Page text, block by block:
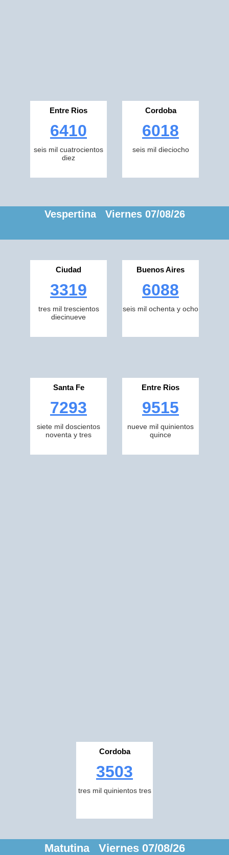
Entre Rios
6410
seis mil cuatrocientos
diez
Cordoba
6018
seis mil dieciocho
Vespertina Viernes 07/08/26
Ciudad
3319
tres mil trescientos
diecinueve
Buenos Aires
6088
seis mil ochenta y ocho
Santa Fe
7293
siete mil doscientos
noventa y tres
Entre Rios
9515
nueve mil quinientos
quince
Cordoba
3503
tres mil quinientos tres
Matutina Viernes 07/08/26